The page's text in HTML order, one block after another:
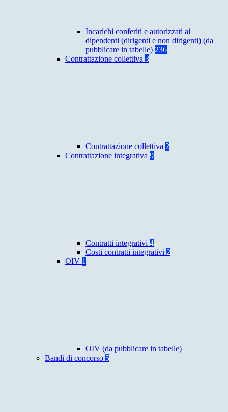
Incarichi conferiti e autorizzati ai
dipendenti (dirigenti e non dirigenti) (da
pubblicare in tabelle) 236
Contrattazione collettiva 3
Contrattazione collettiva 2
Contrattazione integrativa 9
Contratti integrativi 4
Costi contratti integrativi 2
OIV 1
OIV (da pubblicare in tabelle)
Bandi di concorso 5